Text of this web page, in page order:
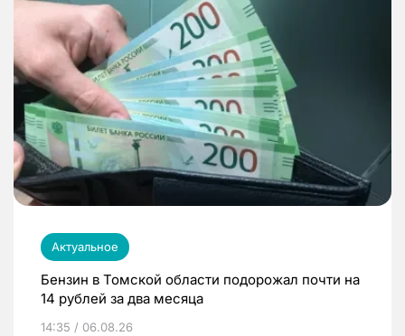
Актуальное
Бензин в Томской области подорожал почти на
14 рублей за два месяца
14:35 / 06.08.26